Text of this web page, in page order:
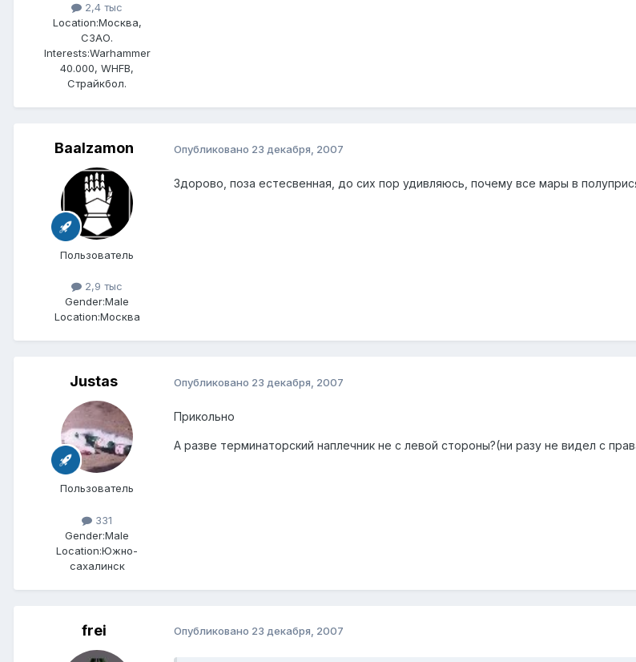
2,4 тыс
Location:Москва,
СЗАО.
Interests:Warhammer
40.000, WHFB,
Страйкбол.
Baalzamon
Пользователь
2,9 тыс
Gender:Male
Location:Москва
Опубликовано 23 декабря, 2007
Здорово, поза естесвенная, до сих пор удивляюсь, почему все мары в
Justas
Пользователь
331
Gender:Male
Location:Южно-
сахалинск
Опубликовано 23 декабря, 2007
Прикольно
А разве терминаторский наплечник не с левой стороны?(ни разу не видел с
frei Опубликовано 23 декабря, 2007